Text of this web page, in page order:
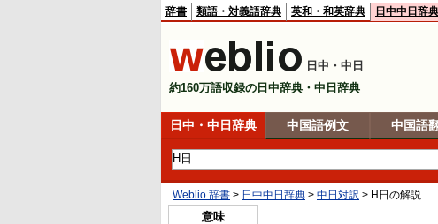
辞書 類語・対義語辞典 英和・和英辞典 日中中日辞典
日中・中日
約160万語収録の日中辞典・中日辞典
日中・中日辞典 中国語例文 中国語
Weblio 辞書 > 日中中日辞典 > 中日対訳 > H日 の解説
意味